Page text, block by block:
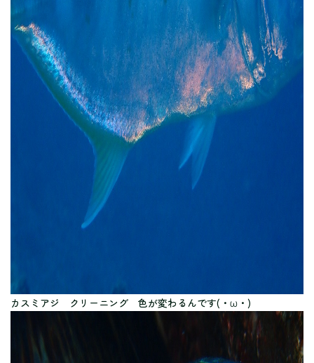
カスミアジ クリーニング 色が変わるんです(・ω・)